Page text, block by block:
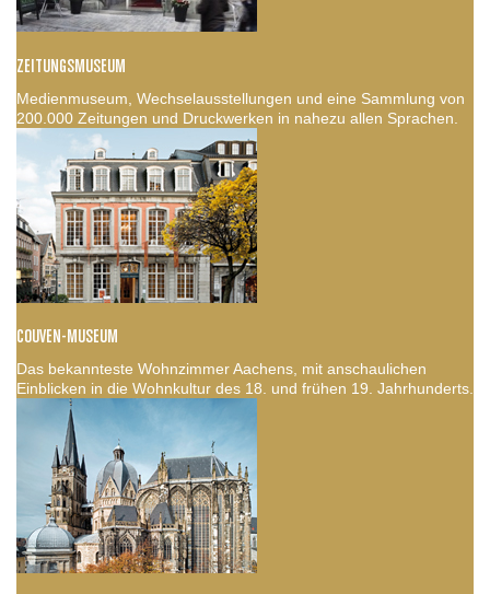
ZEITUNGSMUSEUM
Medienmuseum, Wechselausstellungen und eine Sammlung von
200.000 Zeitungen und Druckwerken in nahezu allen Sprachen.
COUVEN-MUSEUM
Das bekannteste Wohnzimmer Aachens, mit anschaulichen
Einblicken in die Wohnkultur des 18. und frühen 19. Jahrhunderts.